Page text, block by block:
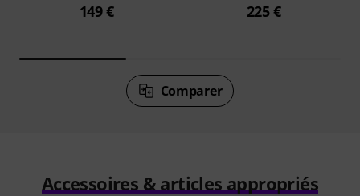
149 € 225 €
Comparer
Accessoires & articles appropriés